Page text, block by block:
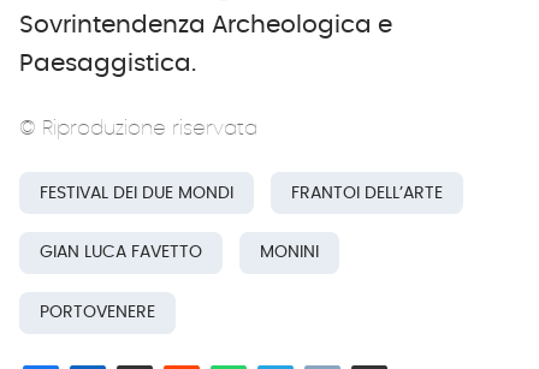
Sovrintendenza Archeologica e
Paesaggistica.
© Riproduzione riservata
FESTIVAL DEI DUE MONDI FRANTOI DELL’ARTE
GIAN LUCA FAVETTO MONINI
PORTOVENERE